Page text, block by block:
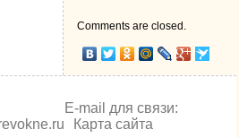
Comments are closed.
E-mail для связи:
Карта сайта